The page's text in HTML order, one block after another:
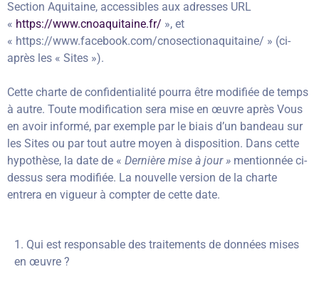
Section Aquitaine, accessibles aux adresses URL
« https://www.cnoaquitaine.fr/ », et
« https://www.facebook.com/cnosectionaquitaine/ » (ci-
après les « Sites »).
Cette charte de confidentialité pourra être modifiée de temps
à autre. Toute modification sera mise en œuvre après Vous
en avoir informé, par exemple par le biais d’un bandeau sur
les Sites ou par tout autre moyen à disposition. Dans cette
hypothèse, la date de « Dernière mise à jour » mentionnée ci-
dessus sera modifiée. La nouvelle version de la charte
entrera en vigueur à compter de cette date.
1. Qui est responsable des traitements de données mises
en œuvre ?